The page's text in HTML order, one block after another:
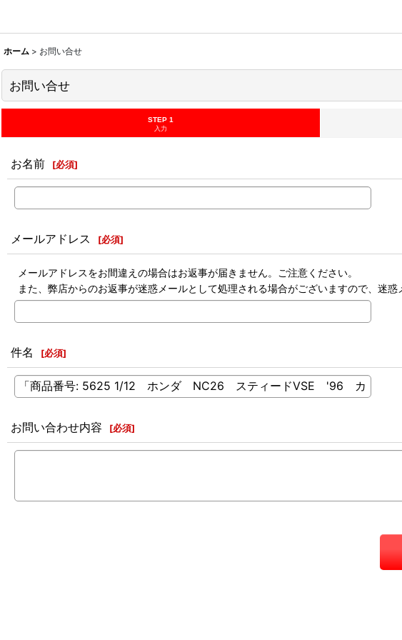
ホーム > お問い合せ
お問い合せ
STEP 1
入力
お名前 [必須]
メールアドレス [必須]
メールアドレスをお間違えの場合はお返事が届きません。ご注意ください。
また、弊店からのお返事が迷惑メールとして処理される場合がございますので、迷惑
件名 [必須]
お問い合わせ内容 [必須]